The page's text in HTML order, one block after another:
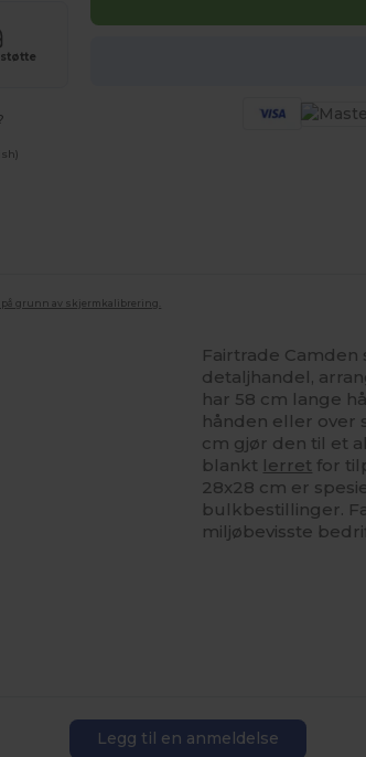
grunn av skjermkalibrering.
Fairtrade
detaljhandel,
har 58 cm lange
hånden eller over
cm gjør den til et
blankt lerret for
28x28 cm er
bulkbestillinger.
miljøbevisste
Legg til en anmeldelse